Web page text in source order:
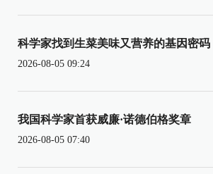
科学家找到生菜美味又营养的基因密码
2026-08-05 09:24
我国科学家首获威廉·诺德伯格奖章
2026-08-05 07:40